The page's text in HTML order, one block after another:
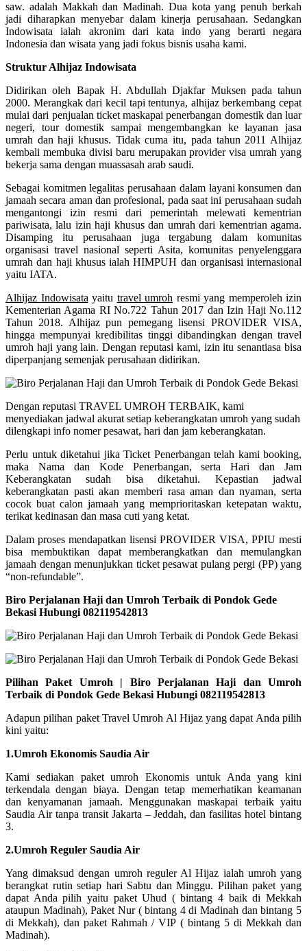
saw. adalah Makkah dan Madinah. Dua kota yang penuh berkah
jadi diharapkan menyebar dalam kinerja perusahaan. Sedangkan
Indowisata ialah akronim dari kata indo yang berarti negara
Indonesia dan wisata yang jadi fokus bisnis usaha kami.
Struktur Alhijaz Indowisata
Didirikan oleh Bapak H. Abdullah Djakfar Muksen pada tahun
2000. Merangkak dari kecil tapi tentunya, alhijaz berkembang cepat
mulai dari penjualan ticket maskapai penerbangan domestik dan luar
negeri, tour domestik sampai mengembangkan ke layanan jasa
umrah dan haji khusus. Tidak cuma itu, pada tahun 2011 Alhijaz
kembali membuka divisi baru merupakan provider visa umrah yang
bekerja sama dengan muassasah arab saudi.
Sebagai komitmen legalitas perusahaan dalam layani konsumen dan
jamaah secara aman dan profesional, pada saat ini perusahaan sudah
mengantongi izin resmi dari pemerintah melewati kementrian
pariwisata, lalu izin haji khusus dan umrah dari kementrian agama.
Disamping itu perusahaan juga tergabung dalam komunitas
organisasi travel nasional seperti Asita, komunitas penyelenggara
umrah dan haji khusus ialah HIMPUH dan organisasi internasional
yaitu IATA.
Alhijaz Indowisata yaitu travel umroh resmi yang memperoleh izin
Kementerian Agama RI No.722 Tahun 2017 dan Izin Haji No.112
Tahun 2018. Alhijaz pun pemegang lisensi PROVIDER VISA,
hingga mempunyai kredibilitas tinggi dibandingkan dengan travel
umroh haji yang lain. Dengan reputasi kami, izin itu senantiasa bisa
diperpanjang semenjak perusahaan didirikan.
Dengan reputasi TRAVEL UMROH TERBAIK, kami
menyediakan jadwal akurat setiap keberangkatan umroh yang sudah
dilengkapi info nomer pesawat, hari dan jam keberangkatan.
Perlu untuk diketahui jika Ticket Penerbangan telah kami booking,
maka Nama dan Kode Penerbangan, serta Hari dan Jam
Keberangkatan sudah bisa diketahui. Kepastian jadwal
keberangkatan pasti akan memberi rasa aman dan nyaman, serta
cocok buat calon jamaah yang memprioritaskan ketepatan waktu,
terikat kedinasan dan masa cuti yang ketat.
Dalam proses mendapatkan lisensi PROVIDER VISA, PPIU mesti
bisa membuktikan dapat memberangkatkan dan memulangkan
jamaah dengan menunjukkan ticket pesawat pulang pergi (PP) yang
“non-refundable”.
Biro Perjalanan Haji dan Umroh Terbaik di Pondok Gede
Bekasi Hubungi 082119542813
Pilihan Paket Umroh | Biro Perjalanan Haji dan Umroh
Terbaik di Pondok Gede Bekasi Hubungi 082119542813
Adapun pilihan paket Travel Umroh Al Hijaz yang dapat Anda pilih
kini yaitu:
1.Umroh Ekonomis Saudia Air
Kami sediakan paket umroh Ekonomis untuk Anda yang kini
terkendala dengan biaya. Dengan tetap memerhatikan keamanan
dan kenyamanan jamaah. Menggunakan maskapai terbaik yaitu
Saudia Air tanpa transit Jakarta – Jeddah, dan fasilitas hotel bintang
3.
2.Umroh Reguler Saudia Air
Yang dimaksud dengan umroh reguler Al Hijaz ialah umroh yang
berangkat rutin setiap hari Sabtu dan Minggu. Pilihan paket yang
dapat Anda pilih yaitu paket Uhud ( bintang 4 baik di Mekkah
ataupun Madinah), Paket Nur ( bintang 4 di Madinah dan bintang 5
di Mekkah), dan paket Rahmah / VIP ( bintang 5 di Mekkah dan
Madinah).